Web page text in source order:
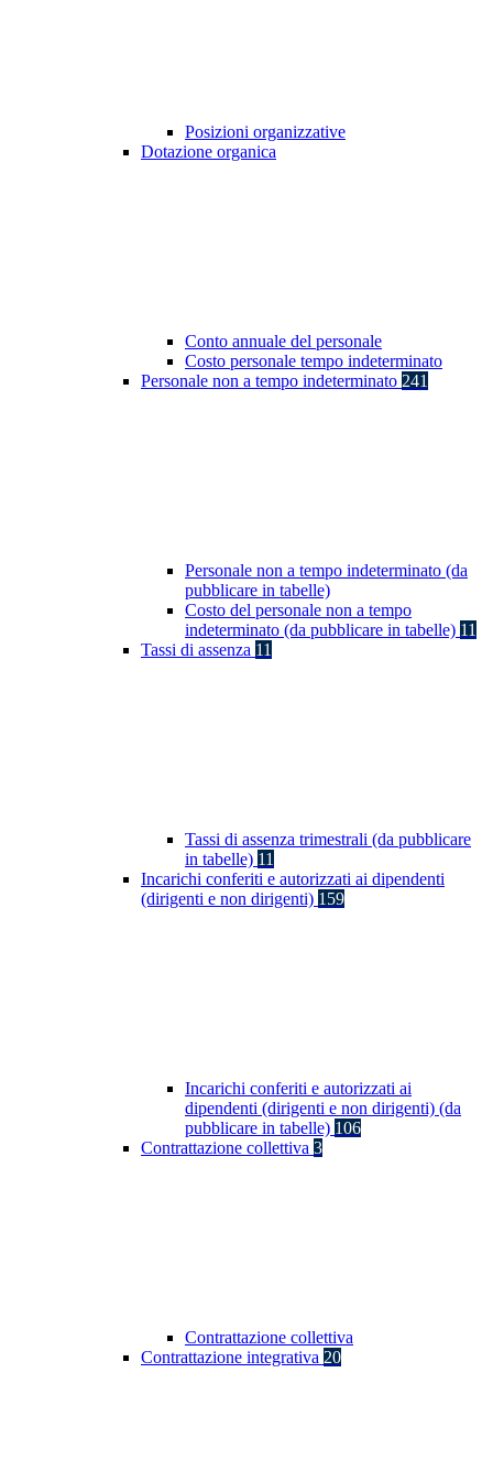
Posizioni organizzative
Dotazione organica
Conto annuale del personale
Costo personale tempo indeterminato
Personale non a tempo indeterminato 241
Personale non a tempo indeterminato (da
pubblicare in tabelle)
Costo del personale non a tempo
indeterminato (da pubblicare in tabelle) 11
Tassi di assenza 11
Tassi di assenza trimestrali (da pubblicare
in tabelle) 11
Incarichi conferiti e autorizzati ai dipendenti
(dirigenti e non dirigenti) 159
Incarichi conferiti e autorizzati ai
dipendenti (dirigenti e non dirigenti) (da
pubblicare in tabelle) 106
Contrattazione collettiva 3
Contrattazione collettiva
Contrattazione integrativa 20